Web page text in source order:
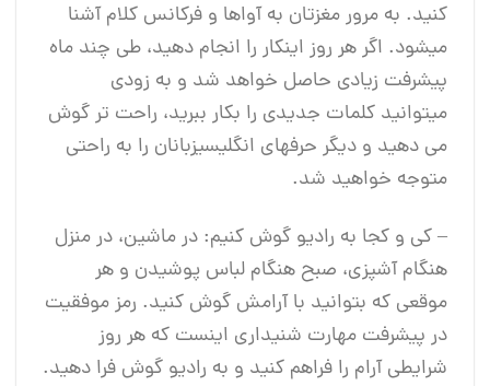
کنید. به مرور مغزتان به آواها و فرکانس کلام آشنا
می‎شود. اگر هر روز اینکار را انجام دهید، طی چند ماه
پیشرفت زیادی حاصل خواهد شد و به زودی
می‎توانید کلمات جدیدی را بکار ببرید، راحت ‎تر گوش
می دهید و دیگر حرف‎های انگلیسی‎زبانان را به راحتی
متوجه خواهید شد.
– کی و کجا به رادیو گوش کنیم: در ماشین، در منزل
هنگام آشپزی، صبح هنگام لباس پوشیدن و هر
موقعی که بتوانید با آرامش گوش کنید. رمز موفقیت
در پیشرفت مهارت شنیداری اینست که هر روز
شرایطی آرام را فراهم کنید و به رادیو گوش فرا دهید.